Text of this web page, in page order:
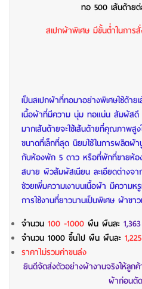
ทอ 500 เส้นด้าย
สเปกผ้าพิเศษ มีขั้นต่ำในกา
เป็นสเปกผ้าที่ทอมาอย่างพิเศษใช้ด้าย
เนื้อผ้าที่มีความ นุ่ม ทอแน่น สัมผัส
มากเส้นด้ายจะใช้เส้นด้ายที่คุณภาพสู
ขนาดที่เล็กที่สุด นิยมใช้ในการผลิต
กับห้องพัก 5 ดาว หรือที่พักที่ขายห้อ
สบาย ผิวสัมผัสเนียน ละเอียดต่างจ
ช่วยเพิ่มความเงาบนเนื้อผ้า มีความ
การใช้งานที่ยาวนานเป็นพิเศษ ผ้าขา
จำนวน 100 -1000 ผืน ผืนละ 1,363
จำนวน 1000 ขึ้นไป ผืน ผืนละ 1,225
ราคาไม่รวมค่าขนส่ง
ยินดีจัดส่งตัวอย่างผ้างานจริงให้ลูก
ผ้าก่อนตั